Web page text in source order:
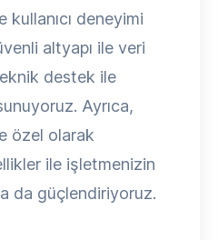
kullanıcı deneyimi
altyapı ile veri
destek ile
Ayrıca,
özel olarak
ile işletmenizin
da güçlendiriyoruz.